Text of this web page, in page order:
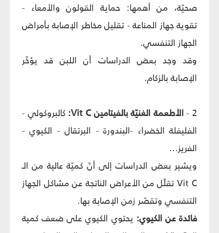
صحيّة، من أهمها: حماية القولون والأمعاء -
تقوية جهاز المناعة - تقليل مخاطر الإصابة بأمراض
الجهاز التنفسي.
وقد وجد بعض الدراسات أن اللبن قد يؤخّر
الإصابة بالزكام.
2 - الأطعمة الغنيّة بالفيتامين Vit C:
كالبروكولي -
الفليفلة الخضراء -البندورة - البرتقال - الكيوي -
الفريز...
ويشير بعض الدراسات إلى أنّ كميّة عالية من الـ
Vit C تقلّل من الأعراض الناتجة عن مشاكل الجهاز
التنفسي وتقصّر زمن الإصابة بها.
فائدة عن الكيوي: يحتوي الكيوي على ضعف كمية